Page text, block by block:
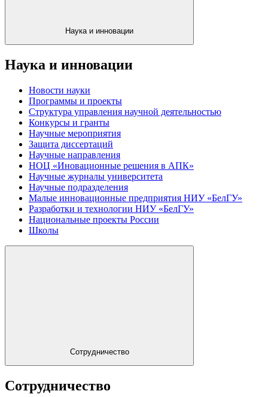
Наука и инновации
Наука и инновации
Новости науки
Программы и проекты
Структура управления научной деятельностью
Конкурсы и гранты
Научные мероприятия
Защита диссертаций
Научные направления
НОЦ «Иновационные решения в АПК»
Научные журналы университета
Научные подразделения
Малые инновационные предприятия НИУ «БелГУ»
Разработки и технологии НИУ «БелГУ»
Национальные проекты России
Школы
Сотрудничество
Сотрудничество